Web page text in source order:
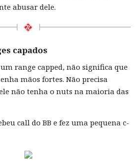
abusar dele.
capados
range capped, não significa que
mãos fortes. Não precisa
não tenha o nuts na maioria das
call do BB e fez uma pequena c-